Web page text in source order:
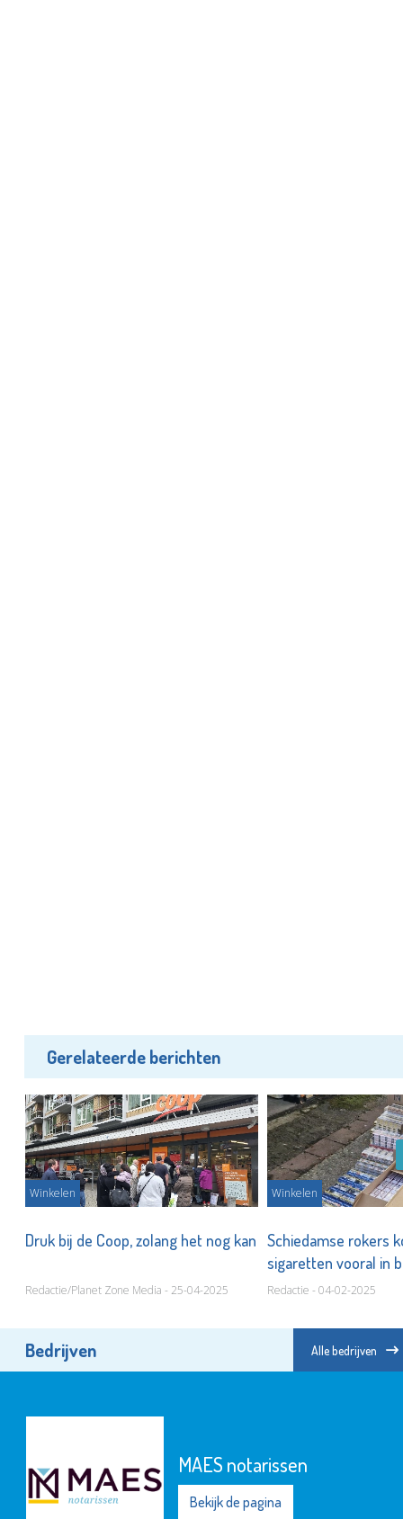
Gerelateerde berichten
Winkelen
Druk bij de Coop, zolang het nog kan
Redactie/Planet Zone Media - 25-04-2025
Winkelen
Schiedamse rokers
sigaretten vooral in
Redactie - 04-02-2025
Bedrijven Alle bedrijven
MAES notarissen
Bekijk de pagina